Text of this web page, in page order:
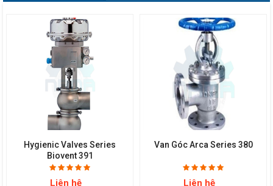
Hygienic Valves Series
Biovent 391
Liên hệ
Van Góc Arca Series 380
Liên hệ